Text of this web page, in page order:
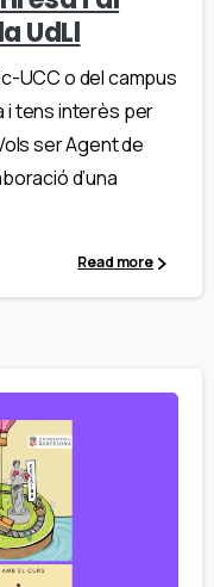
UdLl
UCC o del campus
i tens interès per
ser Agent de
d’una
Read more